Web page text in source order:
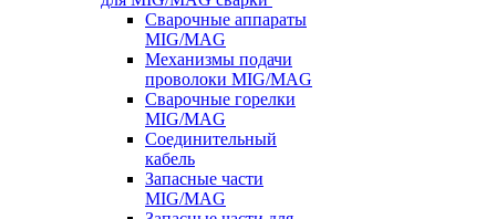
Сварочные аппараты
MIG/MAG
Механизмы подачи
проволоки MIG/MAG
Сварочные горелки
MIG/MAG
Соединительный
кабель
Запасные части
MIG/MAG